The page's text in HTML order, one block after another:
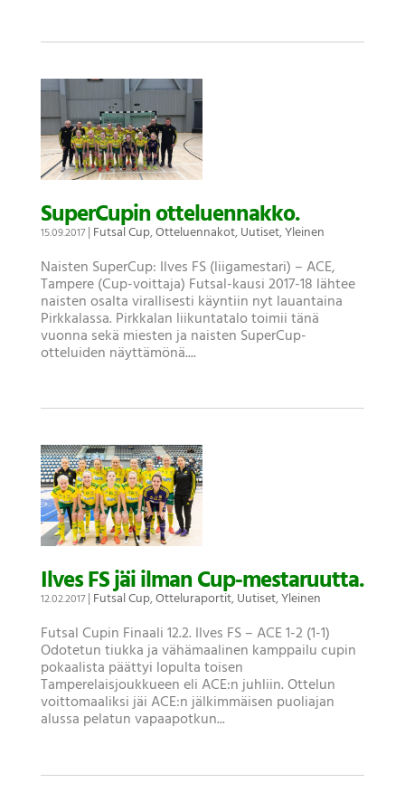
SuperCupin otteluennakko.
15.09.2017| Futsal Cup,Otteluennakot,Uutiset,Yleinen
Naisten SuperCup: Ilves FS (liigamestari) – ACE,
Tampere (Cup-voittaja) Futsal-kausi 2017-18 lähtee
naisten osalta virallisesti käyntiin nyt lauantaina
Pirkkalassa. Pirkkalan liikuntatalo toimii tänä
vuonna sekä miesten ja naisten SuperCup-
otteluiden näyttämönä....
Ilves FS jäi ilman Cup-mestaruutta.
12.02.2017| Futsal Cup,Otteluraportit,Uutiset,Yleinen
Futsal Cupin Finaali 12.2. Ilves FS – ACE 1-2 (1-1)
Odotetun tiukka ja vähämaalinen kamppailu cupin
pokaalista päättyi lopulta toisen
Tamperelaisjoukkueen eli ACE:n juhliin. Ottelun
voittomaaliksi jäi ACE:n jälkimmäisen puoliajan
alussa pelatun vapaapotkun...